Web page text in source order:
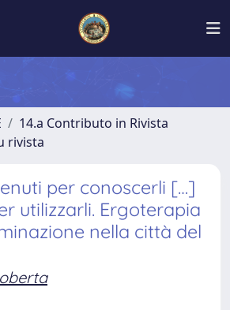
14.a Contributo in Rivista
rivista
per conoscerli […]
utilizzarli. Ergoterapia
nella città del